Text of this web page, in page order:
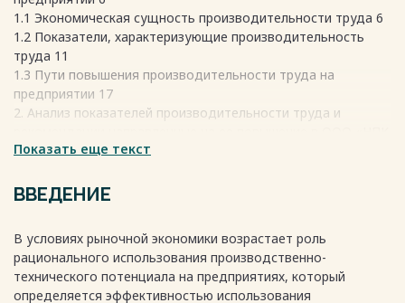
1.1 Экономическая сущность производительности труда 6
1.2 Показатели, характеризующие производительность
труда 11
1.3 Пути повышения производительности труда на
предприятии 17
2. Анализ показателей производительности труда и
«Спецкомплект» 19
«НПК «Спецкомплект» 19
2.2 Анализ показателей производительности труда 27
производительности труда 34
Заключение 39
Список использованной литературы 41
Показать еще текст
ВВЕДЕНИЕ
В условиях рыночной экономики возрастает роль
рационального использования производственно-
технического потенциала на предприятиях, который
определяется эффективностью использования